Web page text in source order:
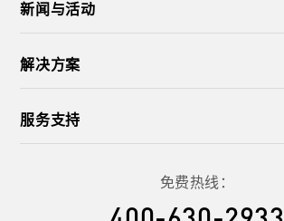
地形图测量
免费热线：
新闻与活动
解决方案
服务支持